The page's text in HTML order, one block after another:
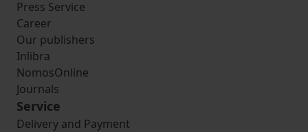
Press Service
Career
Our publishers
Inlibra
NomosOnline
Journals
Service
Delivery and Payment